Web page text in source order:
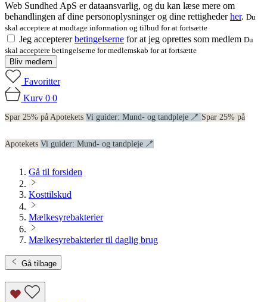
Web Sundhed ApS er dataansvarlig, og du kan læse mere om
behandlingen af dine personoplysninger og dine rettighederher. Du
skal acceptere at modtage information og tilbud for at fortsætte
Jeg acceptererbetingelserne for at jeg oprettes som medlem Du
skal acceptere betingelserne for medlemskab for at fortsætte
Bliv medlem
Favoritter
Kurv 0 0
Spar 25% på Apotekets Vi guider: Mund- og tandpleje 🪥 Spar 25% på
Apotekets Vi guider: Mund- og tandpleje 🪥
Gå til forsiden
Kosttilskud
Mælkesyrebakterier
Mælkesyrebakterier til daglig brug
Gå tilbage